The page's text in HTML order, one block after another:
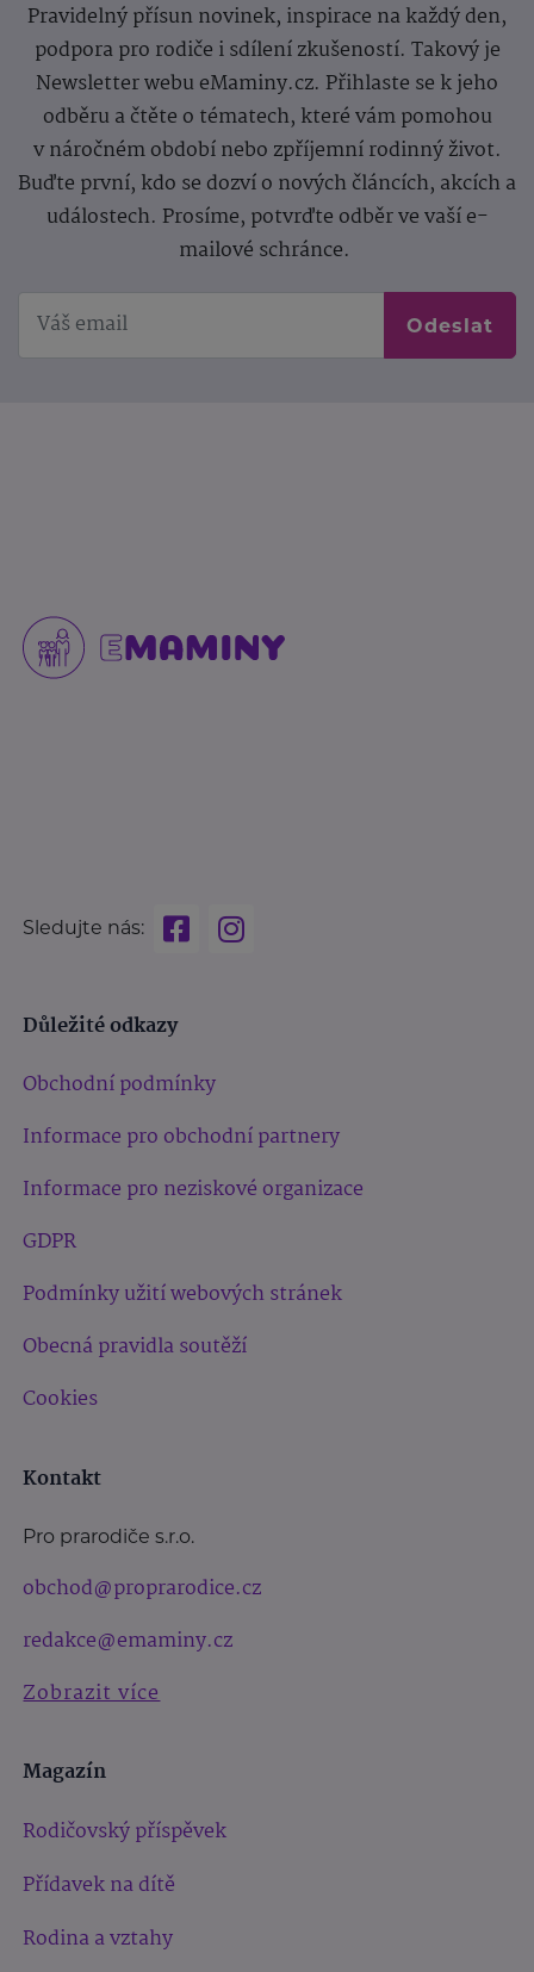
Pravidelný přísun novinek, inspirace na každý den,
podpora pro rodiče i sdílení zkušeností. Takový je
Newsletter webu eMaminy.cz. Přihlaste se k jeho
odběru a čtěte o tématech, které vám pomohou
v náročném období nebo zpříjemní rodinný život.
Buďte první, kdo se dozví o nových článcích, akcích a
událostech. Prosíme, potvrďte odběr ve vaší e-
mailové schránce.
Odeslat
Sledujte nás:
Důležité odkazy
Obchodní podmínky
Informace pro obchodní partnery
Informace pro neziskové organizace
GDPR
Podmínky užití webových stránek
Obecná pravidla soutěží
Cookies
Kontakt
Pro prarodiče s.r.o.
obchod@proprarodice.cz
redakce@emaminy.cz
Zobrazit více
Magazín
Rodičovský příspěvek
Přídavek na dítě
Rodina a vztahy